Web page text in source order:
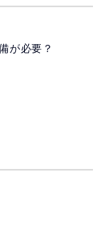
が必要？